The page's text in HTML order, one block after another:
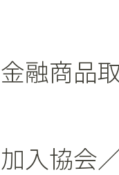
金融商品
加入協会